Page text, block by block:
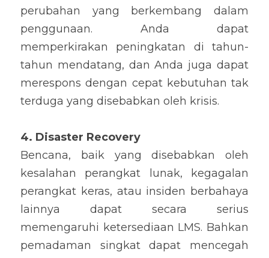
perubahan yang berkembang dalam
penggunaan. Anda dapat
memperkirakan peningkatan di tahun-
tahun mendatang, dan Anda juga dapat
merespons dengan cepat kebutuhan tak
terduga yang disebabkan oleh krisis.
4. Disaster Recovery
Bencana, baik yang disebabkan oleh
kesalahan perangkat lunak, kegagalan
perangkat keras, atau insiden berbahaya
lainnya dapat secara serius
memengaruhi ketersediaan LMS. Bahkan
pemadaman singkat dapat mencegah